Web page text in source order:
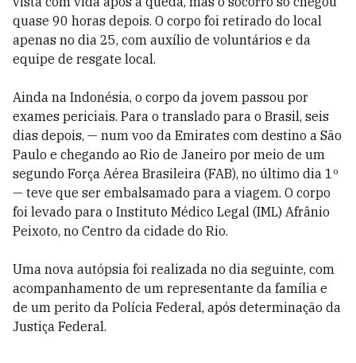
quase 90 horas depois. O corpo foi retirado do local
apenas no dia 25, com auxílio de voluntários e da
equipe de resgate local.
Ainda na Indonésia, o corpo da jovem passou por
exames periciais. Para o translado para o Brasil, seis
dias depois, — num voo da Emirates com destino a São
Paulo e chegando ao Rio de Janeiro por meio de um
segundo Força Aérea Brasileira (FAB), no último dia 1º
— teve que ser embalsamado para a viagem. O corpo
foi levado para o Instituto Médico Legal (IML) Afrânio
Peixoto, no Centro da cidade do Rio.
Uma nova autópsia foi realizada no dia seguinte, com
acompanhamento de um representante da família e
de um perito da Polícia Federal, após determinação da
Justiça Federal.